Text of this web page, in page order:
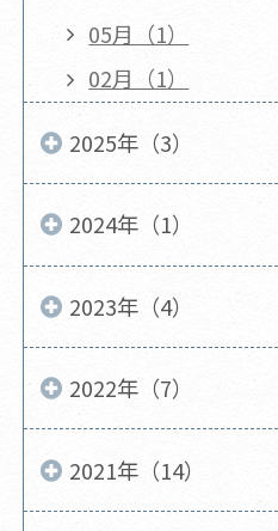
05月（1）
02月（1）
2025年（3）
2024年（1）
2023年（4）
2022年（7）
2021年（14）